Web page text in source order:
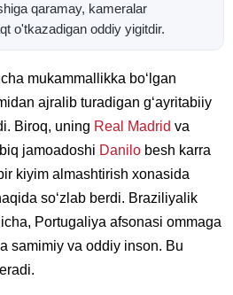
qaramay, kameralar
o'tkazadigan oddiy yigitdir.
mukammallikka boʻlgan
ajralib turadigan gʻayritabiiy
Biroq, uning Real Madrid va
jamoadoshi Danilo besh karra
kiyim almashtirish xonasida
soʻzlab berdi. Braziliyalik
Portugaliya afsonasi ommaga
samimiy va oddiy inson. Bu